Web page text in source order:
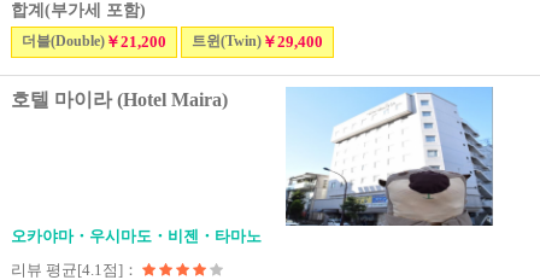
합계(부가세 포함)
더블(Double)￥21,200 트윈(Twin)￥29,400
호텔 마이라 (Hotel Maira)
오카야마・우시마도・비젠・타마노
리뷰 평균[4.1점]：